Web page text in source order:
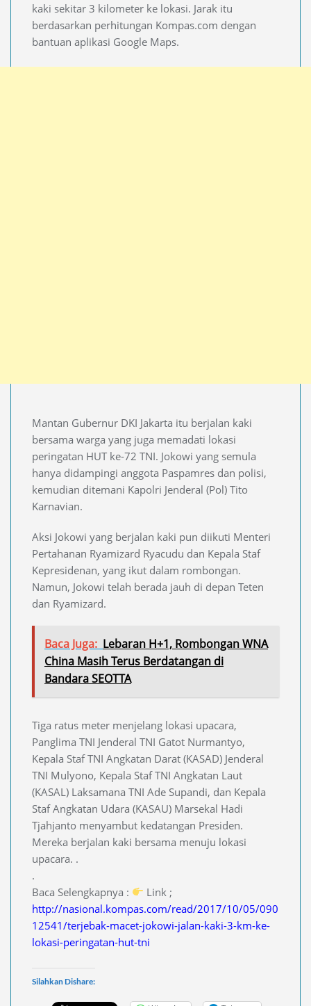
kaki sekitar 3 kilometer ke lokasi. Jarak itu
berdasarkan perhitungan Kompas.com dengan
bantuan aplikasi Google Maps.
Mantan Gubernur DKI Jakarta itu berjalan kaki
bersama warga yang juga memadati lokasi
peringatan HUT ke-72 TNI. Jokowi yang semula
hanya didampingi anggota Paspamres dan polisi,
kemudian ditemani Kapolri Jenderal (Pol) Tito
Karnavian.
Aksi Jokowi yang berjalan kaki pun diikuti Menteri
Pertahanan Ryamizard Ryacudu dan Kepala Staf
Kepresidenan, yang ikut dalam rombongan.
Namun, Jokowi telah berada jauh di depan Teten
dan Ryamizard.
Baca Juga: Lebaran H+1, Rombongan WNA
China Masih Terus Berdatangan di
Bandara SEOTTA
Tiga ratus meter menjelang lokasi upacara,
Panglima TNI Jenderal TNI Gatot Nurmantyo,
Kepala Staf TNI Angkatan Darat (KASAD) Jenderal
TNI Mulyono, Kepala Staf TNI Angkatan Laut
(KASAL) Laksamana TNI Ade Supandi, dan Kepala
Staf Angkatan Udara (KASAU) Marsekal Hadi
Tjahjanto menyambut kedatangan Presiden.
Mereka berjalan kaki bersama menuju lokasi
upacara. .
.
Baca Selengkapnya :
Link ;
http://nasional.kompas.com/read/2017/10/05/090
12541/terjebak-macet-jokowi-jalan-kaki-3-km-ke-
lokasi-peringatan-hut-tni
Silahkan Dishare: